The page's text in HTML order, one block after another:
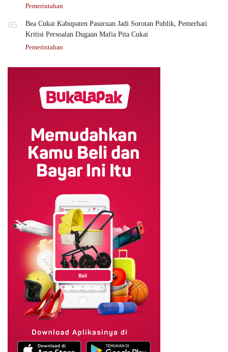
Pemerintahan
05
Bea Cukai Kabupaten Pasuruan Jadi Sorotan Publik, Pemerhati
Kritisi Persoalan Dugaan Mafia Pita Cukai
Pemerintahan